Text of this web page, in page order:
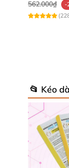
562.000₫
-
📂 Kéo